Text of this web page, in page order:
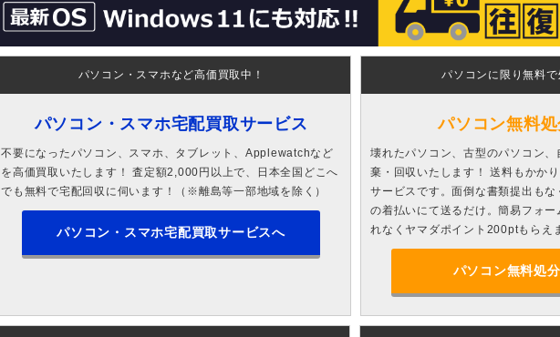
パソコン・スマホなど高価買取中！
パソコン・スマホ宅配買取サービス
不要になったパソコン、スマホ、タブレット、Applewatchなど
を高価買取いたします！ 査定額2,000円以上で、日本全国どこへ
でも無料で宅配回収に伺います！（※離島等一部地域を除く）
パソコン・スマホ宅配買取サービスへ
パソコンに限り無料
パソコン無料
壊れたパソコン、古型のパソコン
棄・回収いたします！ 送料もかか
サービスです。面倒な書類提出も
の着払いにて送るだけ。簡易フォ
れなくヤマダポイント200ptもらえ
パソコン無料処